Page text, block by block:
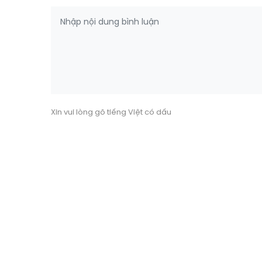
Xin vui lòng gõ tiếng Việt có dấu